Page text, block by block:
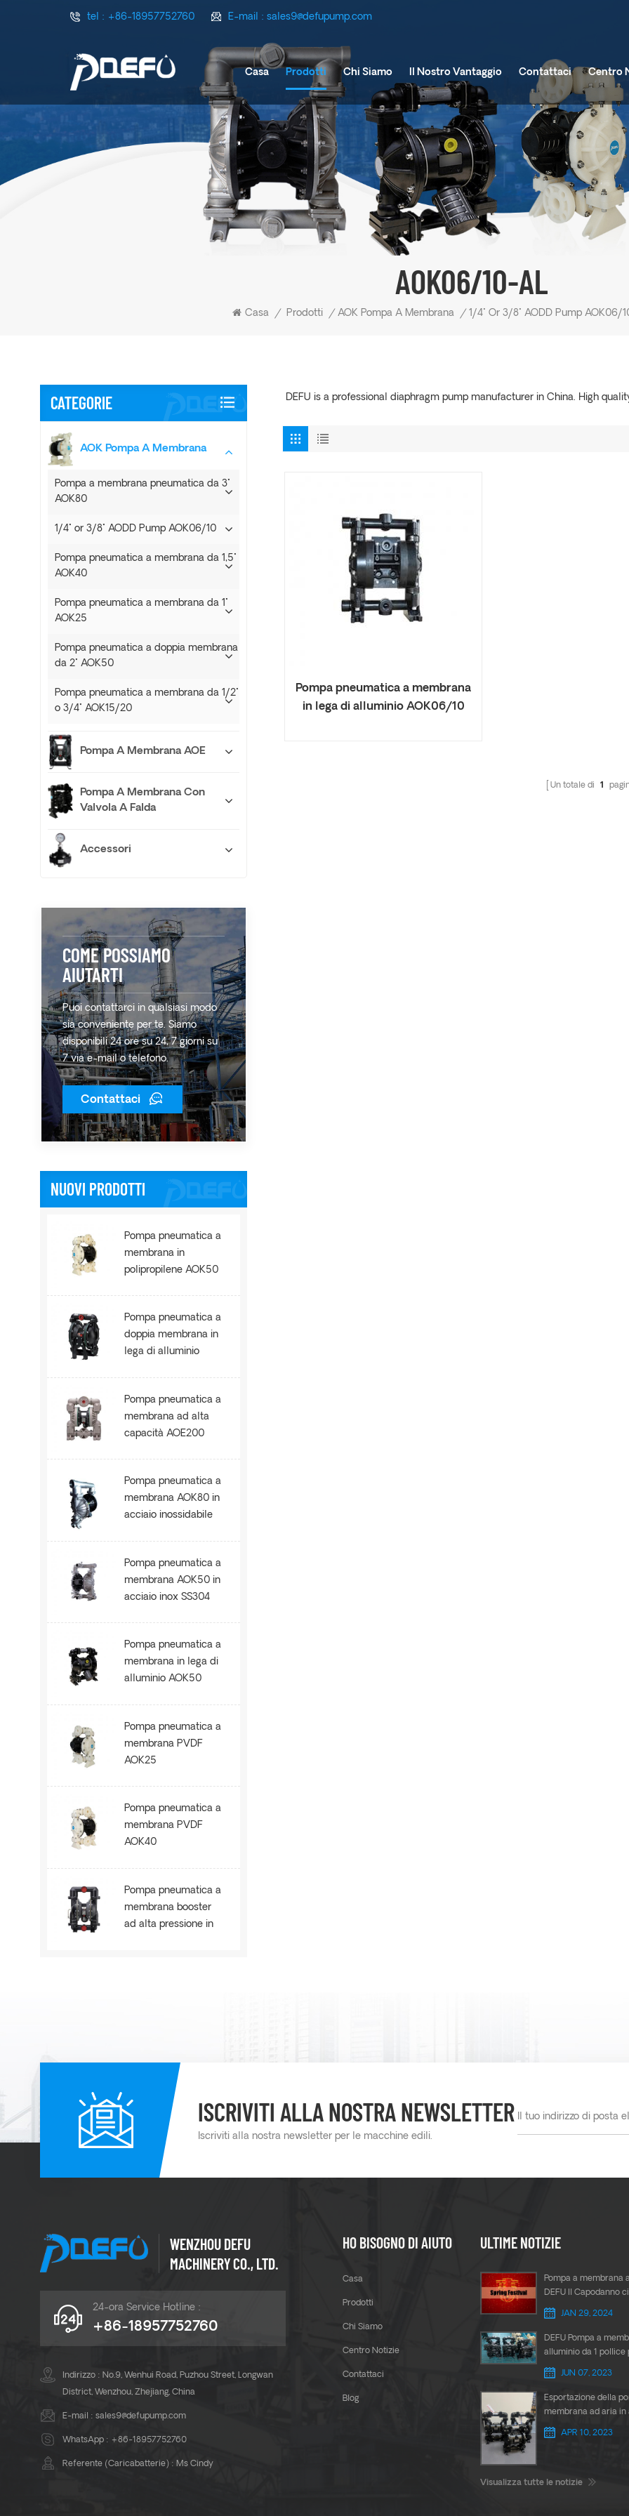
tel : +86-18957752760 E-mail : sales9@defupump.com
Casa Prodotti Chi Siamo Il Nostro Vantaggio Contattaci Centro
AOK06/10-AL
Casa / Prodotti / AOK Pompa A Membrana / 1/4" Or 3/8" AODD Pump AOK06/
DEFU is a professional diaphragm pump manufacturer in China. High
Pompa pneumatica a membrana
in lega di alluminio AOK06/10
Un totale di 1
CATEGORIE
AOK Pompa A Membrana
Pompa a membrana pneumatica da 3"
AOK80
1/4" or 3/8" AODD Pump AOK06/10
Pompa pneumatica a membrana da 1,5"
AOK40
Pompa pneumatica a membrana da 1"
AOK25
Pompa pneumatica a doppia membrana
da 2" AOK50
Pompa pneumatica a membrana da 1/2"
o 3/4" AOK15/20
Pompa A Membrana AOE
Pompa A Membrana Con
Valvola A Falda
Accessori
COME POSSIAMO
AIUTARTI
Puoi contattarci in qualsiasi modo
sia conveniente per te. Siamo
disponibili 24 ore su 24, 7 giorni su
7 via e-mail o telefono.
Contattaci
NUOVI PRODOTTI
Pompa pneumatica a
membrana in
polipropilene AOK50
Pompa pneumatica a
doppia membrana in
lega di alluminio
Pompa pneumatica a
membrana ad alta
capacità AOE200
Pompa pneumatica a
membrana AOK80 in
acciaio inossidabile
Pompa pneumatica a
membrana AOK50 in
acciaio inox SS304
Pompa pneumatica a
membrana in lega di
alluminio AOK50
Pompa pneumatica a
membrana PVDF
AOK25
Pompa pneumatica a
membrana PVDF
AOK40
Pompa pneumatica a
membrana booster
ad alta pressione in
ISCRIVITI ALLA NOSTRA NEWSLETTER
Iscriviti alla nostra newsletter per le macchine edili.
WENZHOU DEFU
MACHINERY CO., LTD.
24-ora Service Hotline :
+86-18957752760
Indirizzo : No.9, Wenhui Road, Puzhou Street, Longwan
District, Wenzhou, Zhejiang, China
E-mail : sales9@defupump.com
WhatsApp : +86-18957752760
Referente (Caricabatterie) : Ms Cindy
HO BISOGNO DI AIUTO
Casa
Prodotti
Chi Siamo
Centro Notizie
Contattaci
Blog
ULTIME NOTIZIE
Pompa a membrana
DEFU Il Capodanno
arrivando
JAN 29, 2024
DEFU Pompa a
alluminio da 1 pollice
trasferimento della
JUN 07, 2023
Esportazione della
membrana ad aria in
da 1,5 pollici DEFU in
Sud
APR 10, 2023
Visualizza tutte le notizie